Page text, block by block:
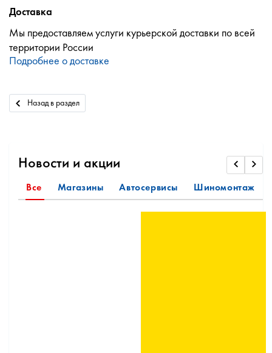
Доставка
Мы предоставляем услуги курьерской доставки по всей
территории России
Подробнее о доставке
Назад в раздел
Новости и акции
Все Магазины Автосервисы Шиномонтаж